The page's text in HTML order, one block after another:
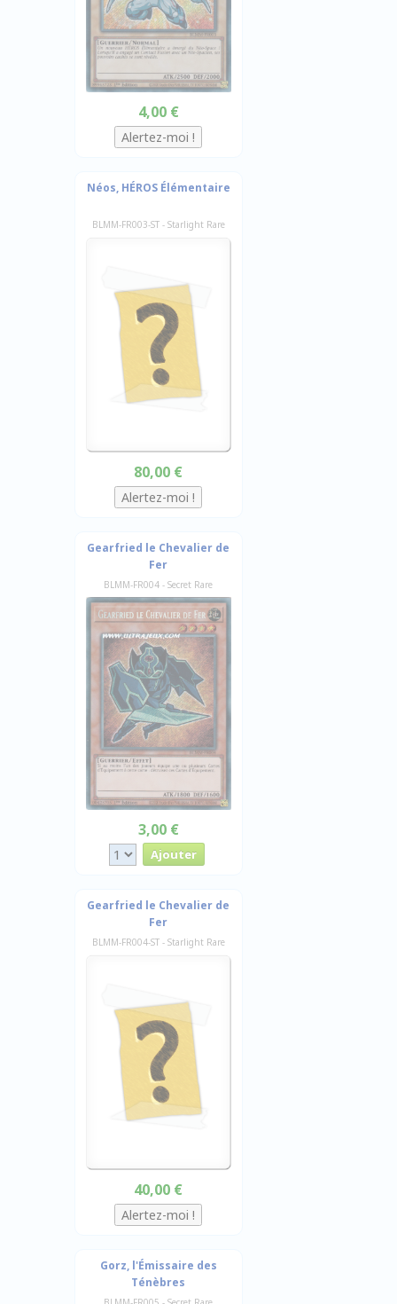
4,00 €
Néos, HÉROS Élémentaire
BLMM-FR003-ST - Starlight Rare
80,00 €
Gearfried le Chevalier de
Fer
BLMM-FR004 - Secret Rare
3,00 €
Gearfried le Chevalier de
Fer
BLMM-FR004-ST - Starlight Rare
40,00 €
Gorz, l'Émissaire des
Ténèbres